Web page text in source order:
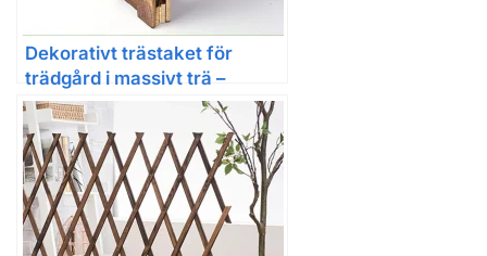
Dekorativt trästaket för
trädgård i massivt trä –
formbar rabattkant